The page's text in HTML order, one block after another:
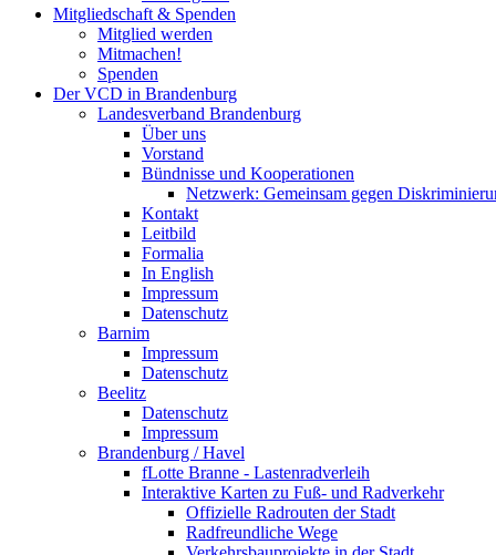
Mitgliedschaft & Spenden
Mitglied werden
Mitmachen!
Spenden
Der VCD in Brandenburg
Landesverband Brandenburg
Über uns
Vorstand
Bündnisse und Kooperationen
Netzwerk: Gemeinsam gegen
Kontakt
Leitbild
Formalia
In English
Impressum
Datenschutz
Barnim
Impressum
Datenschutz
Beelitz
Datenschutz
Impressum
Brandenburg / Havel
fLotte Branne - Lastenradverleih
Interaktive Karten zu Fuß- und Radverkehr
Offizielle Radrouten der Stadt
Radfreundliche Wege